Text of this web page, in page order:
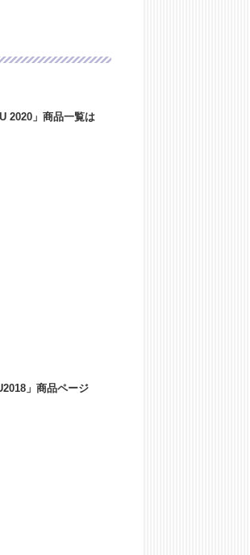
～5/7（日）の
順次ご対応
トにアクセ
的にサイトに
いいたしま